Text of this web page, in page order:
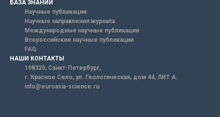
БАЗА ЗНАНИЙ
Научные публикации
Научные направления журнала
Международные научные публикации
Всероссийские научные публикации
FAQ
НАШИ КОНТАКТЫ
198320, Санкт-Петербург,
г. Красное Село, ул. Геологическая, дом 44, ЛИТ А.
info@euroasia-science.ru